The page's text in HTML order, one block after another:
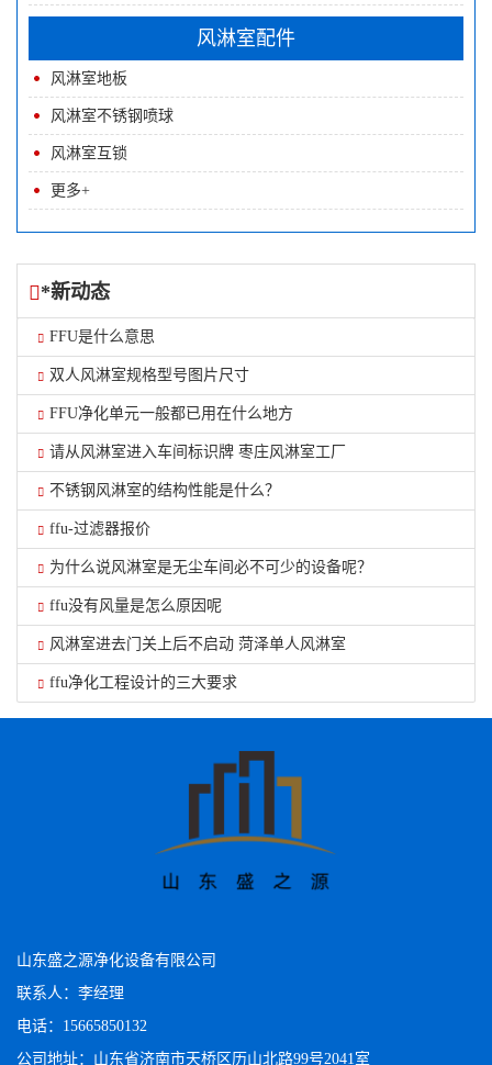
风淋室配件
风淋室地板
风淋室不锈钢喷球
风淋室互锁
更多+
*新动态
FFU是什么意思
双人风淋室规格型号图片尺寸
FFU净化单元一般都已用在什么地方
请从风淋室进入车间标识牌 枣庄风淋室工厂
不锈钢风淋室的结构性能是什么？
ffu-过滤器报价
为什么说风淋室是无尘车间必不可少的设备呢？
ffu没有风量是怎么原因呢
风淋室进去门关上后不启动 菏泽单人风淋室
ffu净化工程设计的三大要求
山东盛之源净化设备有限公司
联系人：李经理
电话：15665850132
公司地址：山东省济南市天桥区历山北路99号2041室